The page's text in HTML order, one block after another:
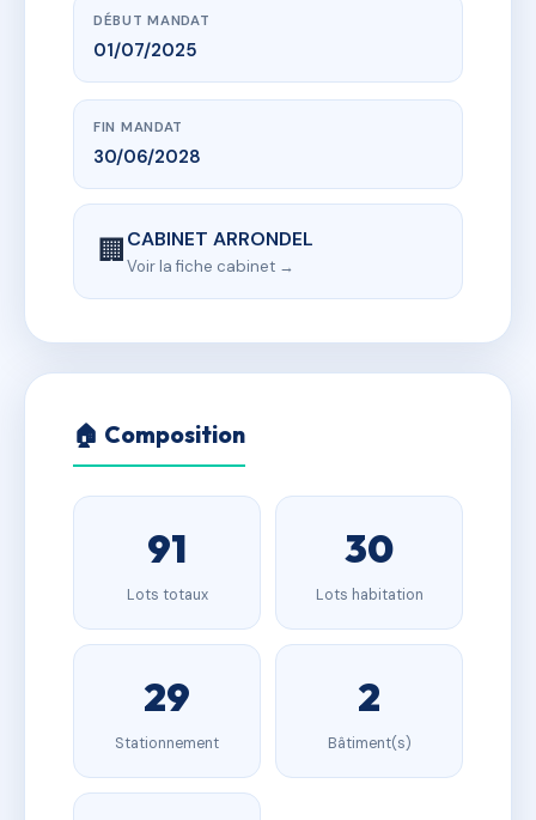
DÉBUT MANDAT
01/07/2025
FIN MANDAT
30/06/2028
🏢CABINET ARRONDEL
Voir la fiche cabinet →
🏠 Composition
91
Lots totaux
30
Lots habitation
29
Stationnement
2
Bâtiment(s)